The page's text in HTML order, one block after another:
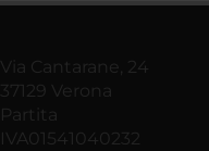
Via Cantarane, 24
37129 Verona
Partita
IVA01541040232